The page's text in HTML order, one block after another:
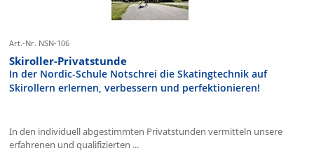
Art.-Nr. NSN-106
Skiroller-Privatstunde
In der Nordic-Schule Notschrei die Skatingtechnik auf
Skirollern erlernen, verbessern und perfektionieren!
In den individuell abgestimmten Privatstunden vermitteln unsere
erfahrenen und qualifizierten ...